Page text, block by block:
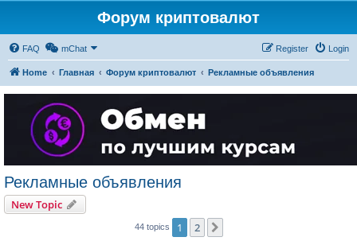
Форум криптовалют
FAQ mChat Login
Register
Home Главная Форум криптовалют Рекламные объявления
Рекламные объявления
New Topic
44 topics 1 2